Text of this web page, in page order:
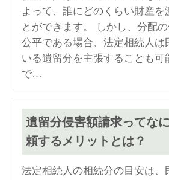
よって、誰にどのくらい財産を
とができます。 しかし、分配
公平である場合、法定相続人は
いる遺留分を主張することも可
で…
遺留分侵害額請求ってな
頼するメリットとは？
法定相続人の相続分の目安は、